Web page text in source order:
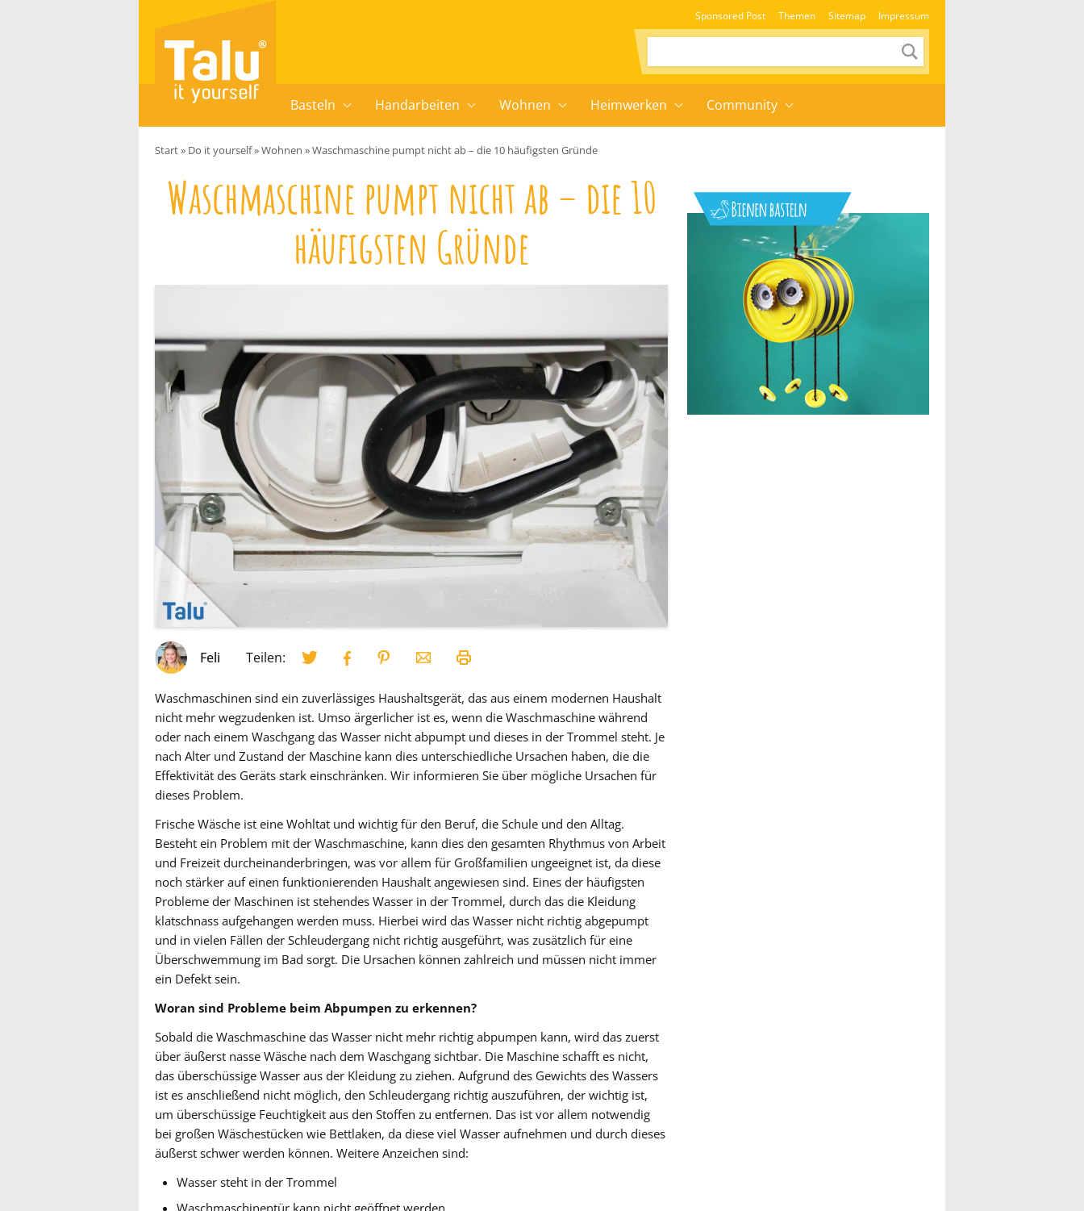
Sponsored Post Themen Sitemap Impressum
Basteln Handarbeiten Wohnen Heimwerken Community
Start» Do it yourself»Wohnen »Waschmaschine pumpt nicht ab – die 10 häufigsten Gründe
Waschmaschine pumpt nicht ab – die 10
häufigsten Gründe
Feli Teilen:
Waschmaschinen sind ein zuverlässiges Haushaltsgerät, das aus einem modernen Haushalt
nicht mehr wegzudenken ist. Umso ärgerlicher ist es, wenn die Waschmaschine während
oder nach einem Waschgang das Wasser nicht abpumpt und dieses in der Trommel steht. Je
nach Alter und Zustand der Maschine kann dies unterschiedliche Ursachen haben, die die
Effektivität des Geräts stark einschränken. Wir informieren Sie über mögliche Ursachen für
dieses Problem.
Frische Wäsche ist eine Wohltat und wichtig für den Beruf, die Schule und den Alltag.
Besteht ein Problem mit der Waschmaschine, kann dies den gesamten Rhythmus von Arbeit
und Freizeit durcheinanderbringen, was vor allem für Großfamilien ungeeignet ist, da diese
noch stärker auf einen funktionierenden Haushalt angewiesen sind. Eines der häufigsten
Probleme der Maschinen ist stehendes Wasser in der Trommel, durch das die Kleidung
klatschnass aufgehangen werden muss. Hierbei wird das Wasser nicht richtig abgepumpt
und in vielen Fällen der Schleudergang nicht richtig ausgeführt, was zusätzlich für eine
Überschwemmung im Bad sorgt. Die Ursachen können zahlreich und müssen nicht immer
ein Defekt sein.
Woran sind Probleme beim Abpumpen zu erkennen?
Sobald die Waschmaschine das Wasser nicht mehr richtig abpumpen kann, wird das zuerst
über äußerst nasse Wäsche nach dem Waschgang sichtbar. Die Maschine schafft es nicht,
das überschüssige Wasser aus der Kleidung zu ziehen. Aufgrund des Gewichts des Wassers
ist es anschließend nicht möglich, den Schleudergang richtig auszuführen, der wichtig ist,
um überschüssige Feuchtigkeit aus den Stoffen zu entfernen. Das ist vor allem notwendig
bei großen Wäschestücken wie Bettlaken, da diese viel Wasser aufnehmen und durch dieses
äußerst schwer werden können. Weitere Anzeichen sind:
Wasser steht in der Trommel